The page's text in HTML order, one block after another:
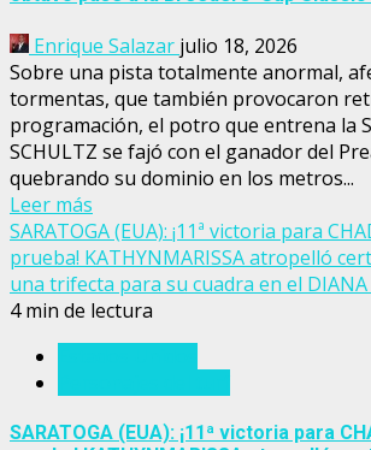
Enrique Salazar julio 18, 2026
Sobre una pista totalmente anormal,
tormentas, que también provocaron
programación, el potro que entrena la
SCHULTZ se fajó con el ganador del
quebrando su dominio en los metros...
Leer más
SARATOGA (EUA): ¡11ª victoria para
prueba! KATHYNMARISSA atropelló
una trifecta para su cuadra en el DIANA
4 min de lectura
SARATOGA (EUA): ¡11ª victoria para